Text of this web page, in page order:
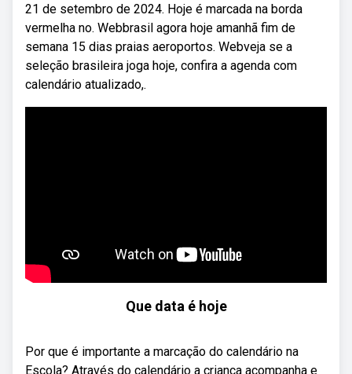
21 de setembro de 2024. Hoje é marcada na borda
vermelha no. Webbrasil agora hoje amanhã fim de
semana 15 dias praias aeroportos. Webveja se a
seleção brasileira joga hoje, confira a agenda com
calendário atualizado,.
Que data é hoje
Por que é importante a marcação do calendário na
Escola? Através do calendário a criança acompanha e